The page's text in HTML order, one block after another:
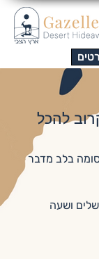
להכל
בלב מדבר
ושעה